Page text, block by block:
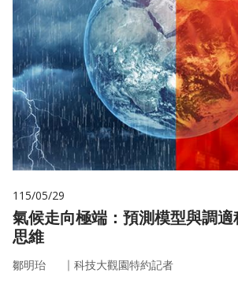
115/05/29
氣候走向極端：預測模型與調適
思維
鄒明珆 ｜ 科技大觀園特約記者